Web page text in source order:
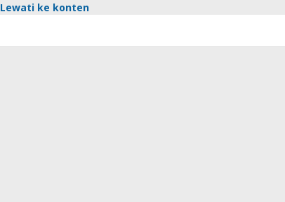
Lewati ke konten